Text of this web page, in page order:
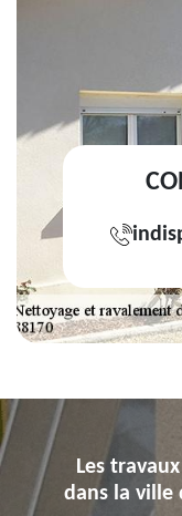
Les
dans la ville